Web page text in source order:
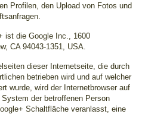
Profilen, den Upload von Fotos und
ist die Google Inc., 1600
CA 94043-1351, USA.
dieser Internetseite, die durch
betrieben wird und auf welcher
wurde, wird der Internetbrowser auf
der betroffenen Person
Schaltfläche veranlasst, eine